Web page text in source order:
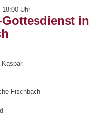
18:00 Uhr
in
Kaspari
Fischbach